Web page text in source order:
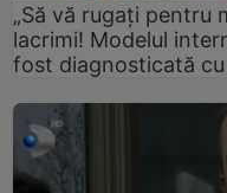
„Să vă rugați pentru
lacrimi! Modelul
fost diagnosticată